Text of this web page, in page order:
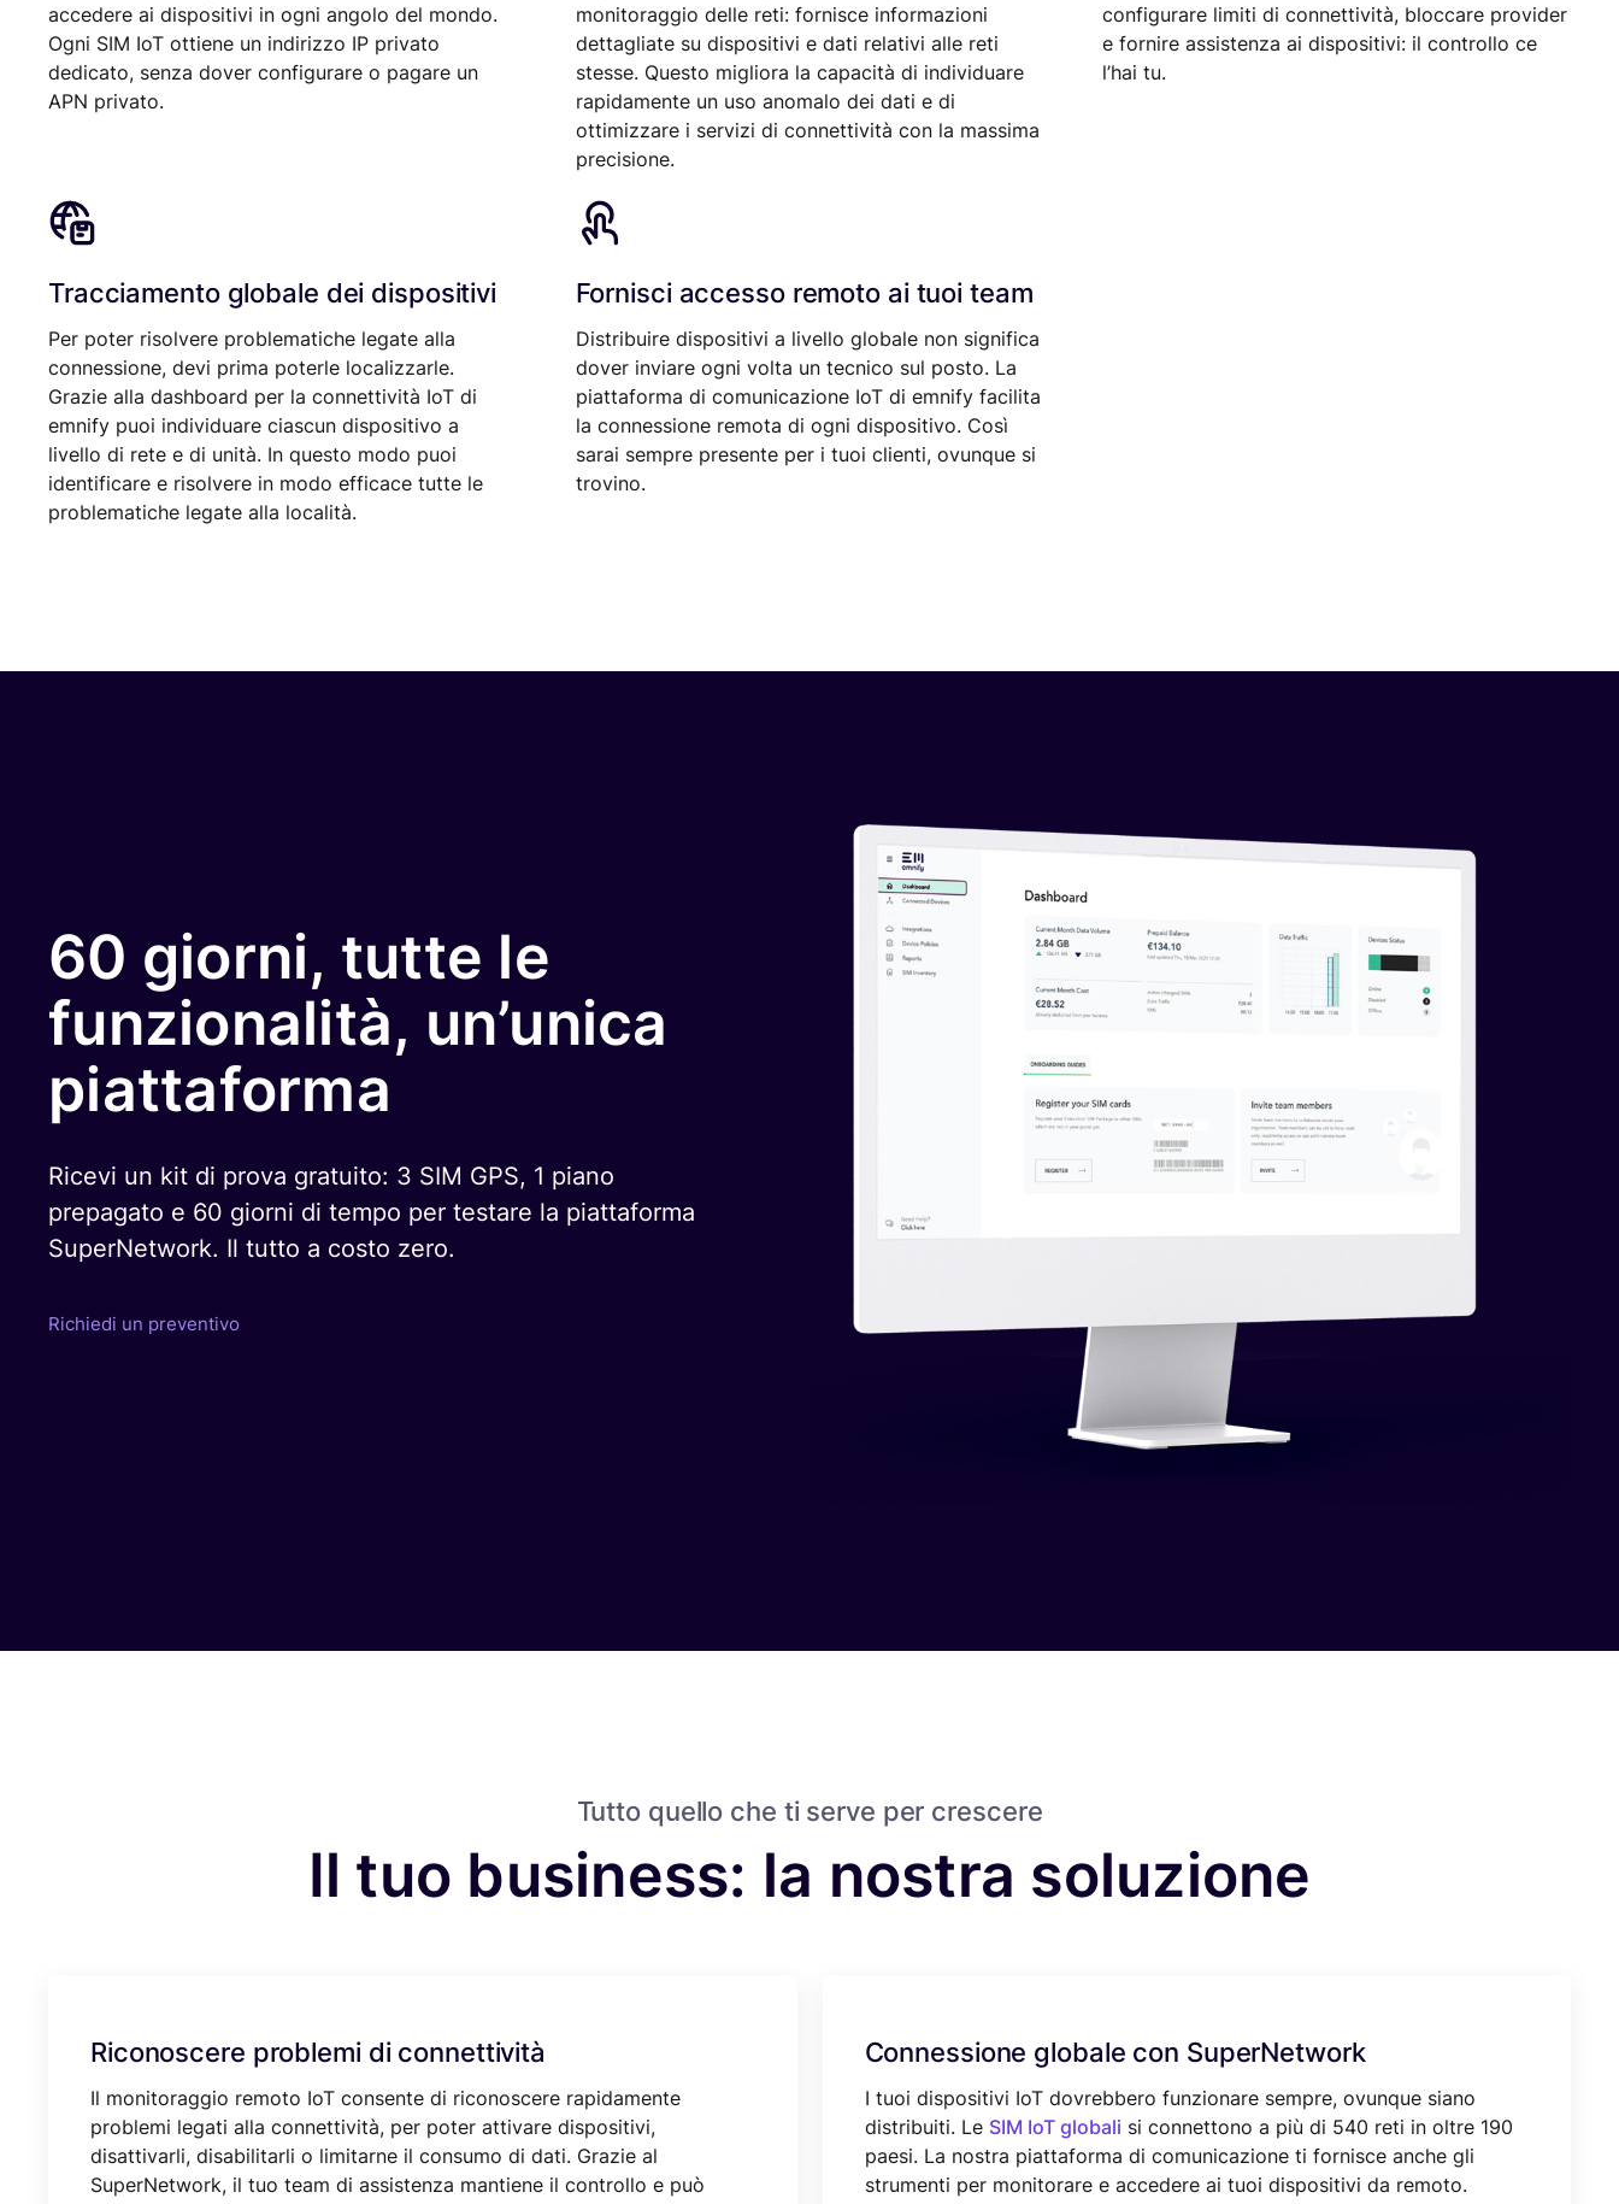
accedere ai dispositivi in ogni angolo del mondo.
Ogni SIM IoT ottiene un indirizzo IP privato
dedicato, senza dover configurare o pagare un
APN privato.
monitoraggio delle reti: fornisce informazioni
dettagliate su dispositivi e dati relativi alle reti
stesse. Questo migliora la capacità di individuare
rapidamente un uso anomalo dei dati e di
ottimizzare i servizi di connettività con la massima
precisione.
configurare limiti di connettività, bloccare provider
e fornire assistenza ai dispositivi: il controllo ce
l’hai tu.
Tracciamento globale dei dispositivi
Per poter risolvere problematiche legate alla
connessione, devi prima poterle localizzarle.
Grazie alla dashboard per la connettività IoT di
emnify puoi individuare ciascun dispositivo a
livello di rete e di unità. In questo modo puoi
identificare e risolvere in modo efficace tutte le
problematiche legate alla località.
Fornisci accesso remoto ai tuoi team
Distribuire dispositivi a livello globale non significa
dover inviare ogni volta un tecnico sul posto. La
piattaforma di comunicazione IoT di emnify facilita
la connessione remota di ogni dispositivo. Così
sarai sempre presente per i tuoi clienti, ovunque si
trovino.
60 giorni, tutte le
funzionalità, un’unica
piattaforma
Ricevi un kit di prova gratuito: 3 SIM GPS, 1 piano
prepagato e 60 giorni di tempo per testare la piattaforma
SuperNetwork. Il tutto a costo zero.
Richiedi un preventivo
Tutto quello che ti serve per crescere
Il tuo business: la nostra soluzione
Riconoscere problemi di connettività
Il monitoraggio remoto IoT consente di riconoscere rapidamente
problemi legati alla connettività, per poter attivare dispositivi,
disattivarli, disabilitarli o limitarne il consumo di dati. Grazie al
SuperNetwork, il tuo team di assistenza mantiene il controllo e può
Connessione globale con SuperNetwork
I tuoi dispositivi IoT dovrebbero funzionare sempre, ovunque siano
distribuiti. Le SIM IoT globali si connettono a più di 540 reti in oltre 190
paesi. La nostra piattaforma di comunicazione ti fornisce anche gli
strumenti per monitorare e accedere ai tuoi dispositivi da remoto.